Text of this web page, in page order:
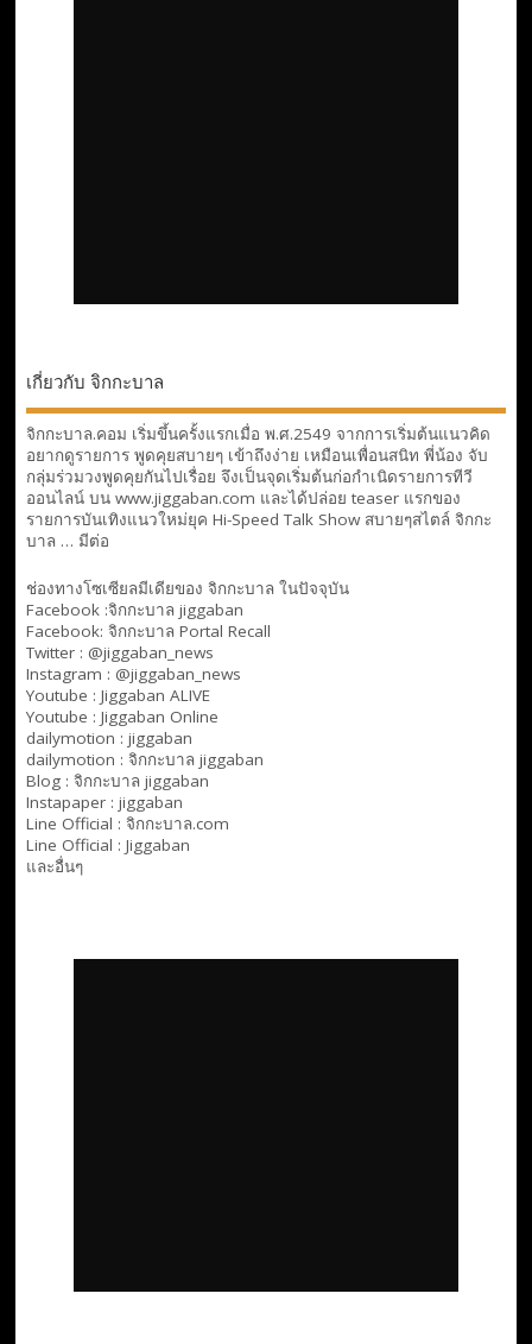
เกี่ยวกับ จิกกะบาล
จิกกะบาล.คอม เริ่มขึ้นครั้งแรกเมื่อ พ.ศ.2549 จากการเริ่มต้นแนวคิด
อยากดูรายการ พูดคุยสบายๆ เข้าถึงง่าย เหมือนเพื่อนสนิท พี่น้อง จับ
กลุ่มร่วมวงพูดคุยกันไปเรื่อย จึงเป็นจุดเริ่มต้นก่อกำเนิดรายการทีวี
ออนไลน์ บน www.jiggaban.com และได้ปล่อย teaser แรกของ
รายการบันเทิงแนวใหม่ยุค Hi-Speed Talk Show สบายๆสไตล์ จิกกะ
บาล … มีต่อ
ช่องทางโซเซียลมีเดียของ จิกกะบาล ในปัจจุบัน
Facebook :จิกกะบาล jiggaban
Facebook: จิกกะบาล Portal Recall
Twitter : @jiggaban_news
Instagram : @jiggaban_news
Youtube : Jiggaban ALIVE
Youtube : Jiggaban Online
dailymotion : jiggaban
dailymotion : จิกกะบาล jiggaban
Blog : จิกกะบาล jiggaban
Instapaper : jiggaban
Line Official : จิกกะบาล.com
Line Official : Jiggaban
และอื่นๆ